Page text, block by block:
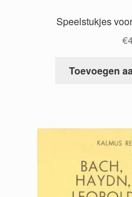
Speelstukjes
€
Toevoegen